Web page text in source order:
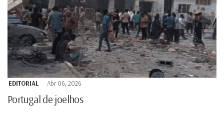
EDITORIAL Abr 06, 2026
Portugal de joelhos